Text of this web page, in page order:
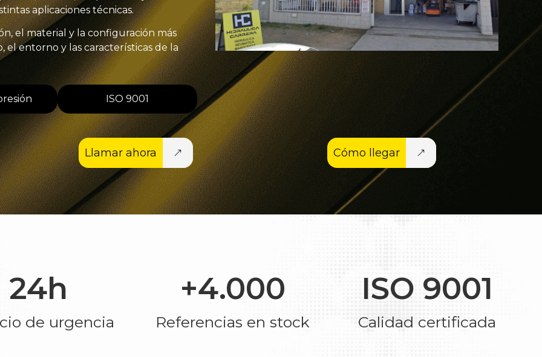
aplicaciones técnicas.
el material y la configuración más
el entorno y las características de la
ISO 9001
Llamar ahora Cómo llegar
24h
de urgencia
+4.000
Referencias en stock
ISO 9001
Calidad certificada